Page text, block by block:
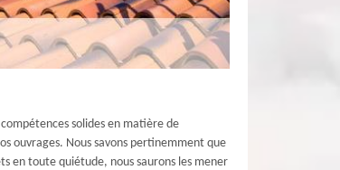
solides en matière de
ouvrages. Nous savons pertinemment que
en toute quiétude, nous saurons les mener